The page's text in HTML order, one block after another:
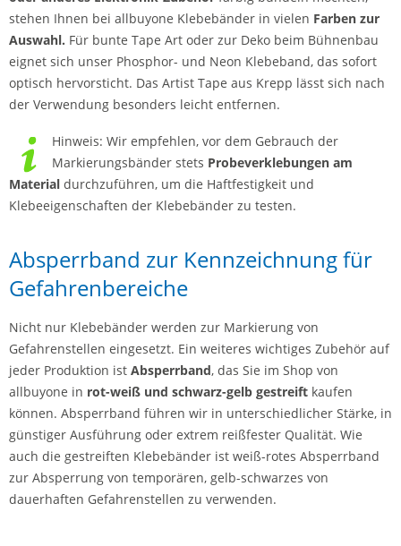
stehen Ihnen bei allbuyone Klebebänder in vielen Farben zur
Auswahl. Für bunte Tape Art oder zur Deko beim Bühnenbau
eignet sich unser Phosphor- und Neon Klebeband, das sofort
optisch hervorsticht. Das Artist Tape aus Krepp lässt sich nach
der Verwendung besonders leicht entfernen.
Hinweis: Wir empfehlen, vor dem Gebrauch der
Markierungsbänder stets Probeverklebungen am
Material durchzuführen, um die Haftfestigkeit und
Klebeeigenschaften der Klebebänder zu testen.
Absperrband zur Kennzeichnung für
Gefahrenbereiche
Nicht nur Klebebänder werden zur Markierung von
Gefahrenstellen eingesetzt. Ein weiteres wichtiges Zubehör auf
jeder Produktion ist Absperrband, das Sie im Shop von
allbuyone in rot-weiß und schwarz-gelb gestreift kaufen
können. Absperrband führen wir in unterschiedlicher Stärke, in
günstiger Ausführung oder extrem reißfester Qualität. Wie
auch die gestreiften Klebebänder ist weiß-rotes Absperrband
zur Absperrung von temporären, gelb-schwarzes von
dauerhaften Gefahrenstellen zu verwenden.